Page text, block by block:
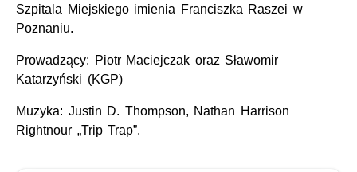
Szpitala Miejskiego imienia Franciszka Raszei w
Poznaniu.
Prowadzący: Piotr Maciejczak oraz Sławomir
Katarzyński (KGP)
Muzyka: Justin D. Thompson, Nathan Harrison
Rightnour „Trip Trap”.